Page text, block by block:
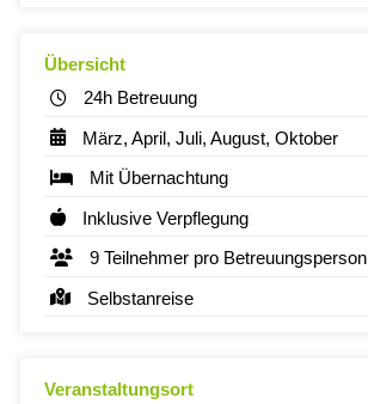
Übersicht
24h Betreuung
März, April, Juli, August, Oktober
Mit Übernachtung
Inklusive Verpflegung
9 Teilnehmer pro Betreuungsperson
Selbstanreise
Veranstaltungsort